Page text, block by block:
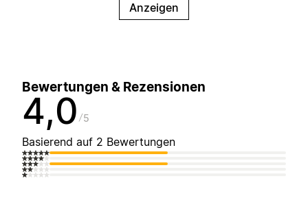
Anzeigen
Bewertungen & Rezensionen
4,0 5
Basierend auf 2 Bewertungen